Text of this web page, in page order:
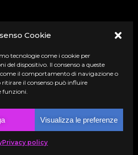
Cookie
tecnologie come i cookie per
del dispositivo. Il consenso a queste
il comportamento di navigazione o
ritirare il consenso può influire
funzioni.
Visualizza le preferenze
Privacy policy